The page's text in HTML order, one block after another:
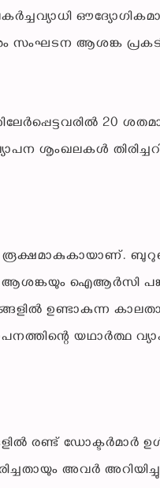
സംഘടന ആശങ്ക
20
ശൃംഖലകള്‍
രൂക്ഷമാകുകായാണ്.
ആശങ്കയും ഐആര്‍സി
ഉണ്ടാകുന്ന
യഥാര്‍ത്ഥ
രണ്ട്
അവര്‍